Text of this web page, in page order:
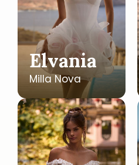
Elvania
Milla Nova